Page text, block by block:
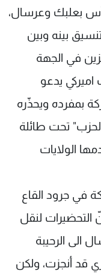
بعلبك وعرسال،
بينه وبين
في الجهة
يدعو
بمفرده ويحذّره
تحت طائلة
الولايات
في جرود القاع
لنقل
الى الرحيبة
قد أنجزت، ولكن